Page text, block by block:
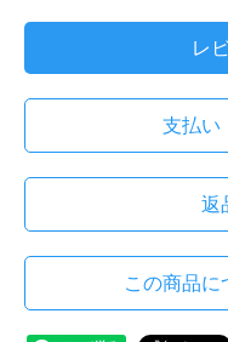
レ
支払い
返
この商品に